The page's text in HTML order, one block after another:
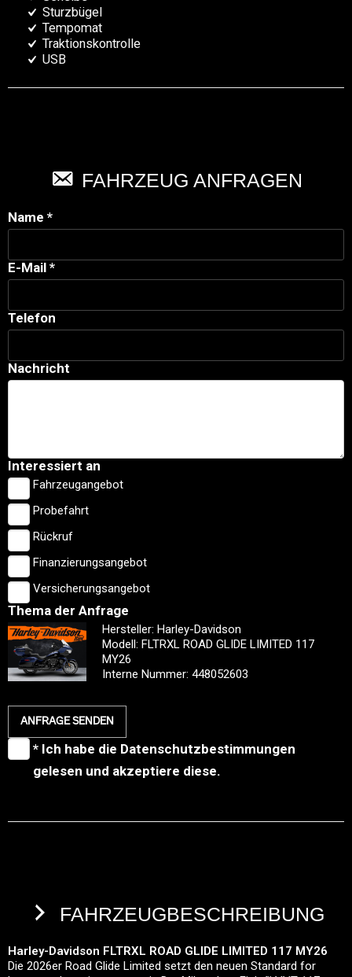
Sturzbügel
Tempomat
Traktionskontrolle
USB
FAHRZEUG ANFRAGEN
Name *
E-Mail *
Telefon
Nachricht
Interessiert an
Fahrzeugangebot
Probefahrt
Rückruf
Finanzierungsangebot
Versicherungsangebot
Thema der Anfrage
Hersteller: Harley-Davidson
Modell: FLTRXL ROAD GLIDE LIMITED 117
MY26
Interne Nummer: 448052603
ANFRAGE SENDEN
* Ich habe die Datenschutzbestimmungen
gelesen und akzeptiere diese.
FAHRZEUGBESCHREIBUNG
Harley-Davidson FLTRXL ROAD GLIDE LIMITED 117 MY26
Die 2026er Road Glide Limited setzt den neuen Standard for